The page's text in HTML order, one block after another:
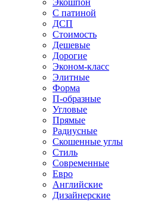
Экошпон
С патиной
ДСП
Стоимость
Дешевые
Дорогие
Эконом-класс
Элитные
Форма
П-образные
Угловые
Прямые
Радиусные
Скошенные углы
Стиль
Современные
Евро
Английские
Дизайнерские